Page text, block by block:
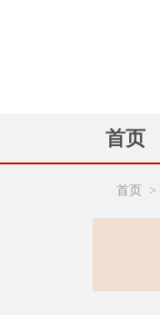
首页
首页 >